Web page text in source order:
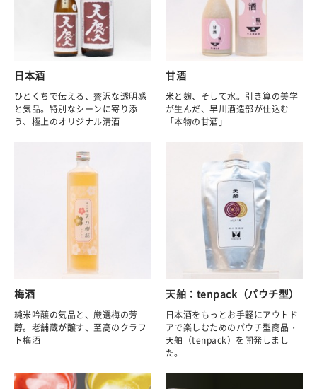
日本酒
ひとくちで伝える、贅沢な透明感
と気品。特別なシーンに寄り添
う、極上のオリジナル清酒
甘酒
米と麹、そして水。引き算の美学
が生んだ、早川酒造部が仕込む
「本物の甘酒」
梅酒
純米吟醸の気品と、厳選梅の芳
醇。老舗蔵が醸す、至高のクラフ
ト梅酒
天舶：tenpack（パウチ型）
日本酒をもっとお手軽にアウトド
アで楽しむためのパウチ型商品・
天舶（tenpack）を開発しまし
た。